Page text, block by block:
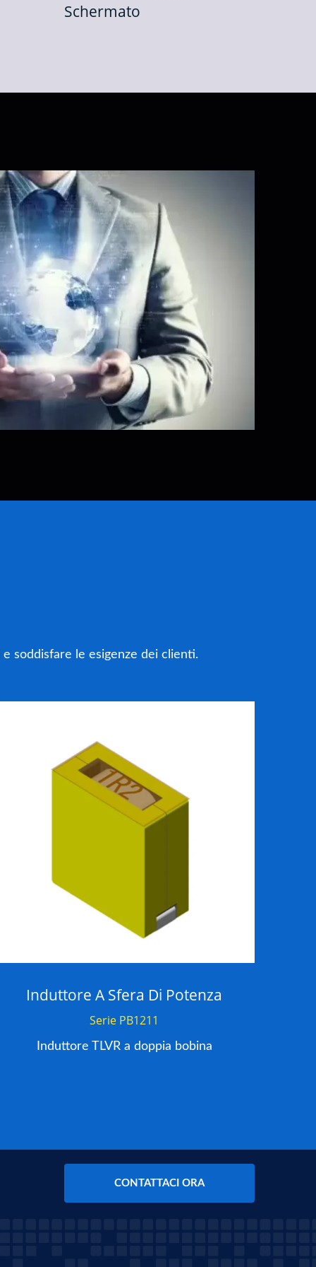
soddisfare le esigenze dei clienti.
Induttore A Sfera Di Potenza
Serie PB1211
Induttore TLVR a doppia bobina
CONTATTACI ORA